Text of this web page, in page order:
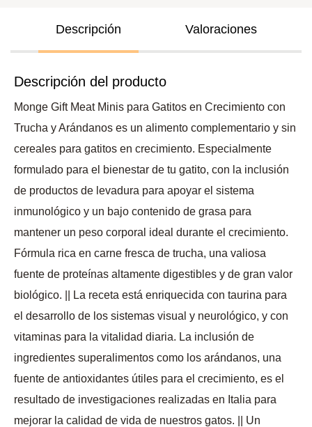
Descripción Valoraciones
Descripción del producto
Monge Gift Meat Minis para Gatitos en Crecimiento con
Trucha y Arándanos es un alimento complementario y sin
cereales para gatitos en crecimiento. Especialmente
formulado para el bienestar de tu gatito, con la inclusión
de productos de levadura para apoyar el sistema
inmunológico y un bajo contenido de grasa para
mantener un peso corporal ideal durante el crecimiento.
Fórmula rica en carne fresca de trucha, una valiosa
fuente de proteínas altamente digestibles y de gran valor
biológico. || La receta está enriquecida con taurina para
el desarrollo de los sistemas visual y neurológico, y con
vitaminas para la vitalidad diaria. La inclusión de
ingredientes superalimentos como los arándanos, una
fuente de antioxidantes útiles para el crecimiento, es el
resultado de investigaciones realizadas en Italia para
mejorar la calidad de vida de nuestros gatos. || Un